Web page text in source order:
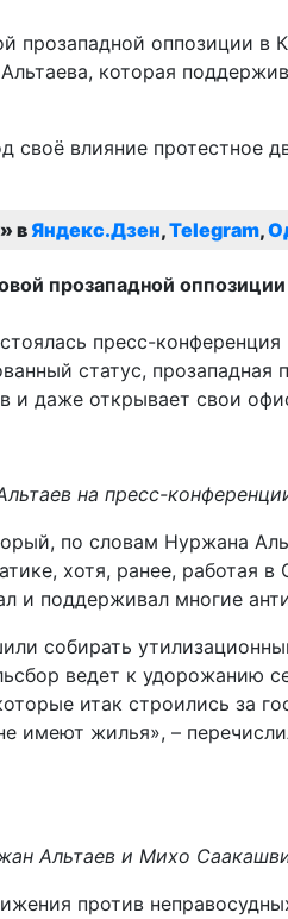
оппозиции в
которая
влияние протестное
вЯндекс.Дзен,Telegram,
пресс-
статус, прозападная
и даже открывает свои
на пресс-
по словам Нуржана
хотя, ранее,
и поддерживал многие
собирать
ведет к удорожанию
итак строились за
имеют жилья», –
Альтаев и Михо
против